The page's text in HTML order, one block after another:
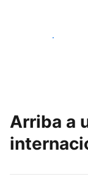
Comença avui
Arriba a